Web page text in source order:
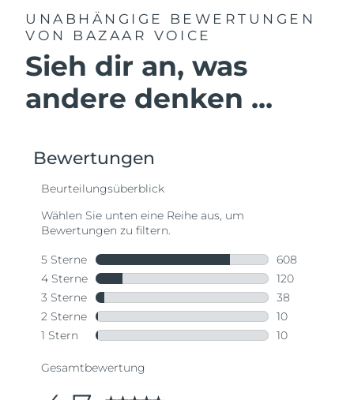
UNABHÄNGIGE BEWERTUNGEN
VON BAZAAR VOICE
Sieh dir an, was
andere denken ...